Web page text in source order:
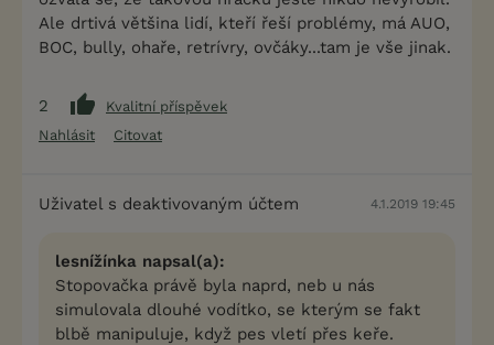
Ale drtivá většina lidí, kteří řeší problémy, má AUO,
BOC, bully, ohaře, retrívry, ovčáky...tam je vše jinak.
2
Kvalitní příspěvek
Nahlásit
Citovat
Uživatel s deaktivovaným účtem 4.1.2019 19:45
lesnížínka napsal(a):
Stopovačka právě byla naprd, neb u nás
simulovala dlouhé vodítko, se kterým se fakt
blbě manipuluje, když pes vletí přes keře.